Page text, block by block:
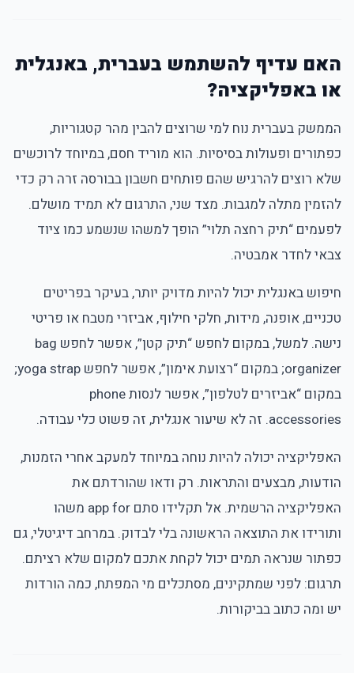
האם עדיף להשתמש בעברית, באנגלית
או באפליקציה?
הממשק בעברית נוח למי שרוצים להבין מהר קטגוריות,
כפתורים ופעולות בסיסיות. הוא מוריד חסם, במיוחד לרוכשים
שלא רוצים להרגיש שהם פותחים חשבון בבורסה זרה רק כדי
להזמין מתלה למגבות. מצד שני, התרגום לא תמיד מושלם.
לפעמים “תיק רחצה תלוי” הופך למשהו שנשמע כמו ציוד
צבאי לחדר אמבטיה.
חיפוש באנגלית יכול להיות מדויק יותר, בעיקר בפריטים
טכניים, אופנה, מידות, חלקי חילוף, אביזרי מטבח או פריטי
נישה. למשל, במקום לחפש “תיק קטן”, אפשר לחפש bag
organizer; במקום “רצועת אימון”, אפשר לחפש yoga strap;
במקום “אביזרים לטלפון”, אפשר לנסות phone
accessories. זה לא שיעור אנגלית, זה פשוט כלי עבודה.
האפליקציה יכולה להיות נוחה במיוחד למעקב אחרי הזמנות,
הודעות, מבצעים והתראות. רק ודאו שהורדתם את
האפליקציה הרשמית. אל תקלידו סתם app for משהו
ותורידו את התוצאה הראשונה בלי לבדוק. במרחב דיגיטלי, גם
כפתור שנראה תמים יכול לקחת אתכם למקום שלא רציתם.
תרגום: לפני שמתקינים, מסתכלים מי המפתח, כמה הורדות
יש ומה כתוב בביקורות.